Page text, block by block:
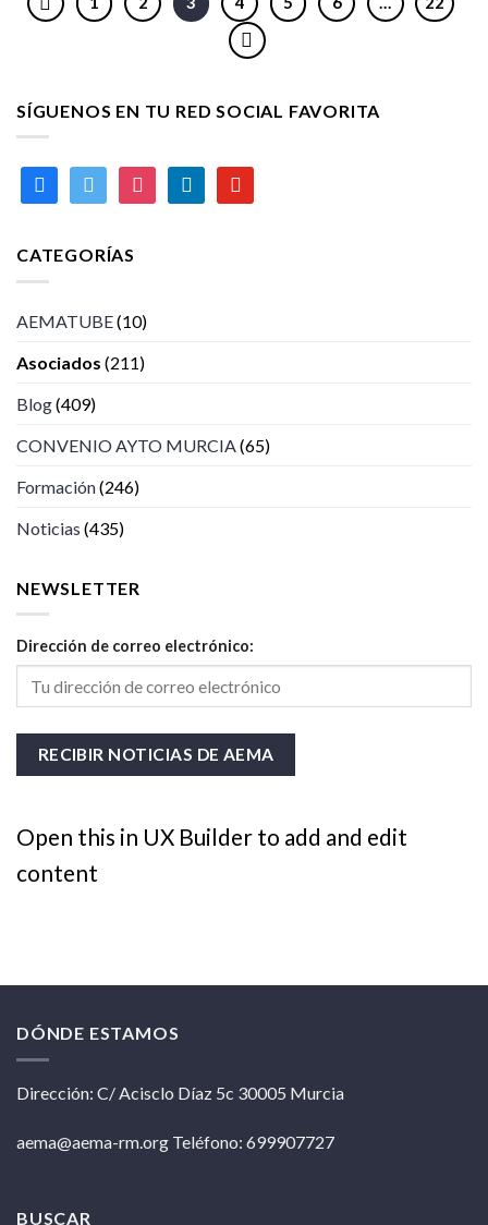
SÍGUENOS EN TU RED SOCIAL FAVORITA
facebooktwitter instagramlinkedin youtube
CATEGORÍAS
AEMATUBE(10)
Asociados (211)
Blog(409)
CONVENIO AYTO MURCIA (65)
Formación(246)
Noticias (435)
NEWSLETTER
Dirección de correo electrónico:
Open this in UX Builder to add and edit
content
DÓNDE ESTAMOS
Dirección: C/ Acisclo Díaz 5c 30005 Murcia
aema@aema-rm.org Teléfono: 699907727
BUSCAR